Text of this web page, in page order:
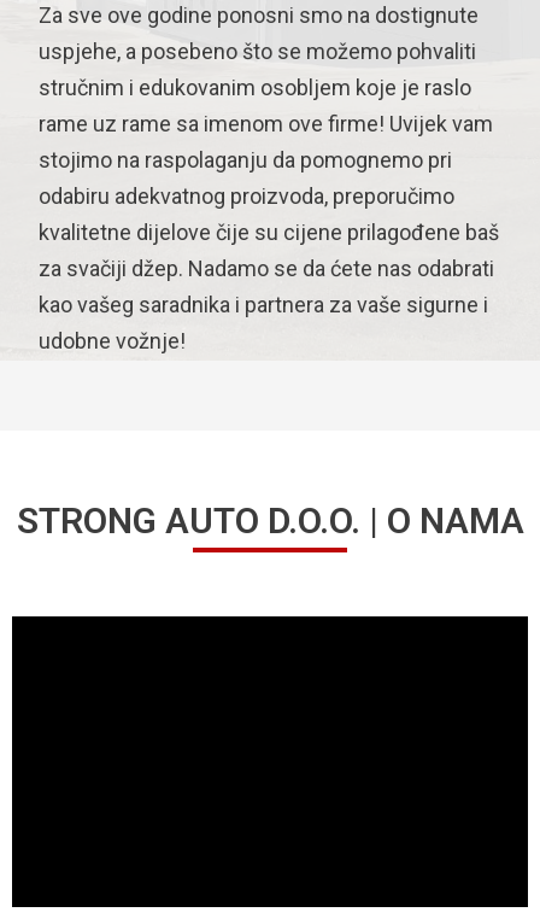
Za sve ove godine ponosni smo na dostignute
uspjehe, a posebeno što se možemo pohvaliti
stručnim i edukovanim osobljem koje je raslo
rame uz rame sa imenom ove firme! Uvijek vam
stojimo na raspolaganju da pomognemo pri
odabiru adekvatnog proizvoda, preporučimo
kvalitetne dijelove čije su cijene prilagođene baš
za svačiji džep. Nadamo se da ćete nas odabrati
kao vašeg saradnika i partnera za vaše sigurne i
udobne vožnje!
STRONG AUTO D.O.O. | O NAMA